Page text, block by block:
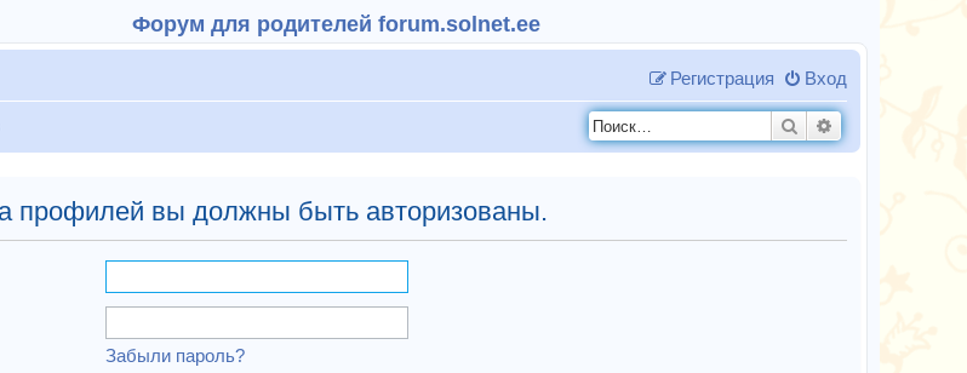
Форум для родителей forum.solnet.ee
Вход
Регистрация
Поиск
профилей вы должны быть авторизованы.
Забыли пароль?